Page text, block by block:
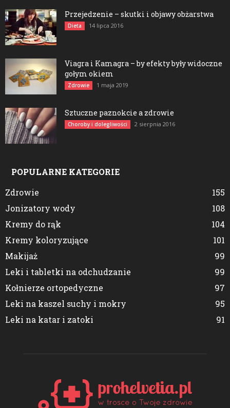
Przejedzenie – skutki i objawy obżarstwa
Dieta 14 lipca 2016
Viagra i Kamagra – by efekty były widoczne
gołym okiem
Zdrowie 1 maja 2019
Sztuczne paznokcie a zdrowie
Choroby i dolegliwości 2 sierpnia 2016
POPULARNE KATEGORIE
Zdrowie
155
Jonizatory wody
108
Kremy do rąk
104
Kremy koloryzujące
101
Makijaż
99
Leki i tabletki na odchudzanie
99
Kołnierze ortopedyczne
97
Leki na kaszel suchy i mokry
95
Leki na katar i zatoki
91